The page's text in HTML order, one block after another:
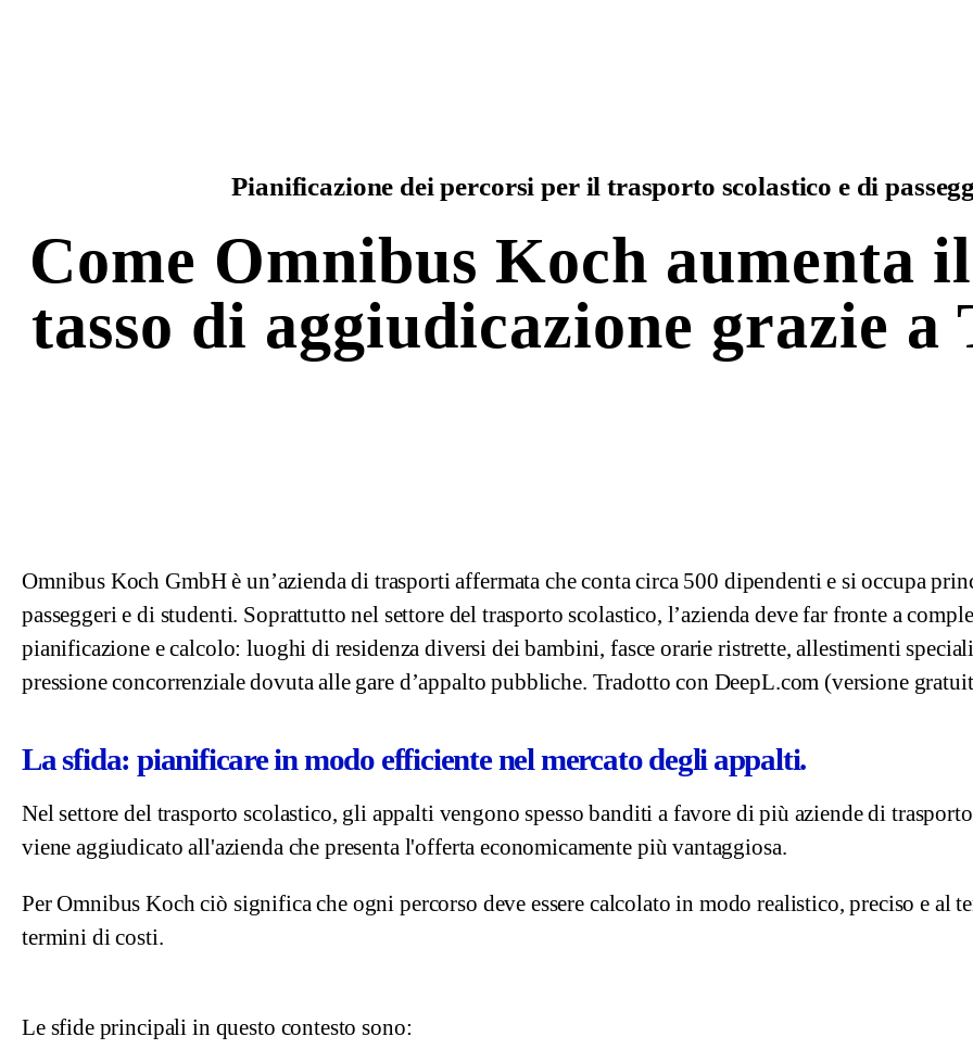
Pianificazione dei percorsi per il trasporto scolastico e di
Come Omnibus Koch aumenta
tasso di aggiudicazione grazie a
Omnibus Koch GmbH è un’azienda di trasporti affermata che conta circa 500 dipendenti e si occupa
passeggeri e di studenti. Soprattutto nel settore del trasporto scolastico, l’azienda deve far fronte a
pianificazione e calcolo: luoghi di residenza diversi dei bambini, fasce orarie ristrette, allestimenti
pressione concorrenziale dovuta alle gare d’appalto pubbliche. Tradotto con DeepL.com (versione
La sfida: pianificare in modo efficiente nel mercato degli appalti.
Nel settore del trasporto scolastico, gli appalti vengono spesso banditi a favore di più aziende di
viene aggiudicato all'azienda che presenta l'offerta economicamente più vantaggiosa.
Per Omnibus Koch ciò significa che ogni percorso deve essere calcolato in modo realistico, preciso e al
termini di costi.
Le sfide principali in questo contesto sono: